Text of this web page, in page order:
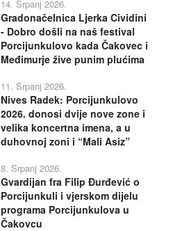
14. Srpanj 2026.
Gradonačelnica Ljerka Cividini
- Dobro došli na naš festival
Porcijunkulovo kada Čakovec i
Međimurje žive punim plućima
11. Srpanj 2026.
Nives Radek: Porcijunkulovo
2026. donosi dvije nove zone i
velika koncertna imena, a u
duhovnoj zoni i “Mali Asiz”
8. Srpanj 2026.
Gvardijan fra Filip Đurđević o
Porcijunkuli i vjerskom dijelu
programa Porcijunkulova u
Čakovcu